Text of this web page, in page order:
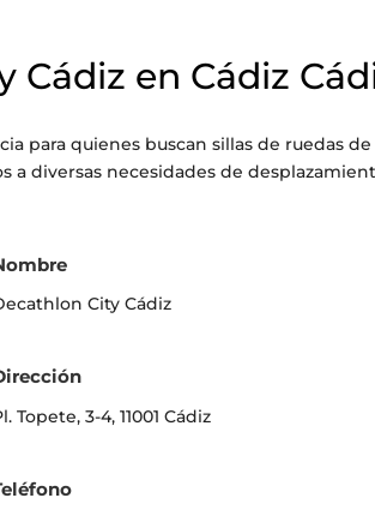
Cádiz en Cádiz
para quienes buscan sillas de ruedas de
a diversas necesidades de
City Cádiz
Topete, 3-4, 11001 Cádiz